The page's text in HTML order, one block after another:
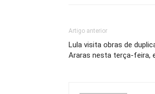
Artigo anterior
Lula visita obras de
Araras nesta terça-feira,